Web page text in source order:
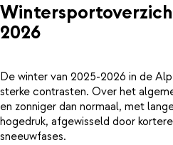
2026
De winter van 2025-2026 in de
sterke contrasten. Over het
en zonniger dan normaal, met
hogedruk, afgewisseld door
sneeuwfases.